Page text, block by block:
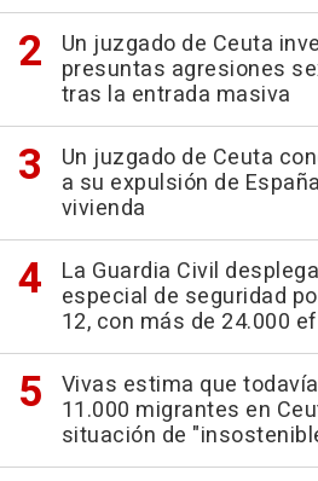
Un juzgado de Ceuta
presuntas agresiones
tras la entrada masiva
Un juzgado de Ceuta
a su expulsión de
vivienda
La Guardia Civil
especial de seguridad
12, con más de 24.000
Vivas estima que
11.000 migrantes en
situación de